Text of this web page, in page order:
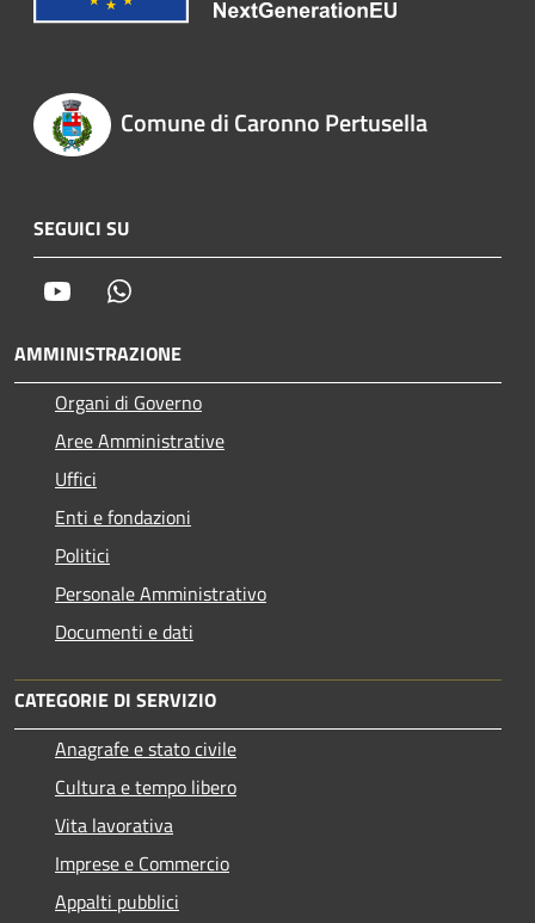
Comune di Caronno Pertusella
SEGUICI SU
Youtube
AMMINISTRAZIONE
Organi di Governo
Aree Amministrative
Uffici
Enti e fondazioni
Politici
Personale Amministrativo
Documenti e dati
CATEGORIE DI SERVIZIO
Anagrafe e stato civile
Cultura e tempo libero
Vita lavorativa
Imprese e Commercio
Appalti pubblici